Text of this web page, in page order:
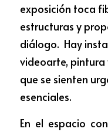
exposición toca
estructuras y
diálogo.  Hay
videoarte, pintura
que se sienten
esenciales.
En el espacio